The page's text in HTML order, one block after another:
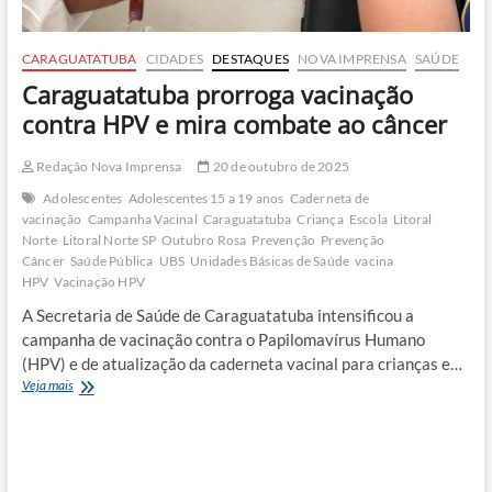
CARAGUATATUBA CIDADES DESTAQUES NOVA IMPRENSA SAÚDE
Caraguatatuba prorroga vacinação
contra HPV e mira combate ao câncer
Redação Nova Imprensa
20 de outubro de 2025
Adolescentes Adolescentes 15 a 19 anos Caderneta de
vacinação Campanha Vacinal Caraguatatuba Criança Escola Litoral
Norte Litoral Norte SP Outubro Rosa Prevenção Prevenção
Câncer Saúde Pública UBS Unidades Básicas de Saúde vacina
HPV Vacinação HPV
A Secretaria de Saúde de Caraguatatuba intensificou a
campanha de vacinação contra o Papilomavírus Humano
(HPV) e de atualização da caderneta vacinal para crianças e…
Veja maisCaraguatatuba